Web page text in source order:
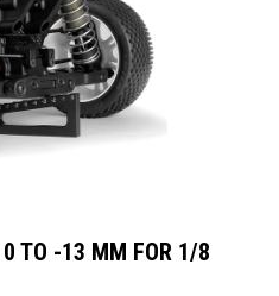
0 TO -13 MM FOR 1/8